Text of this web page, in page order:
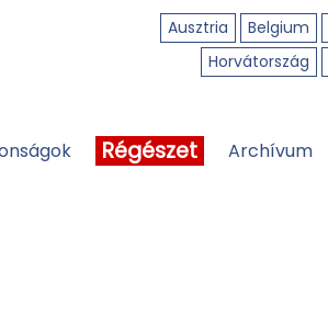
Ausztria Belgium
Horvátország
Régészet Archívum